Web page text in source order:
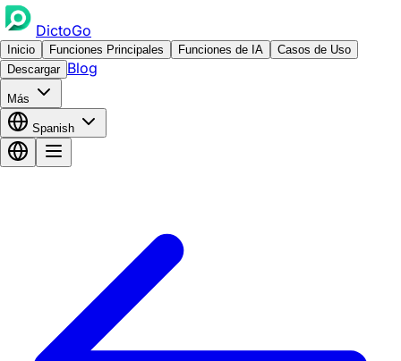
DictoGo
Inicio Funciones Principales Funciones de IA
Casos de Uso
Descargar Blog
Más
Spanish